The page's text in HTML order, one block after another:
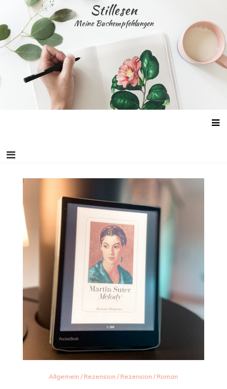
content
Stillesen
Meine Buchempfehlungen
Allgemein / Rezension / Rezension / Roman